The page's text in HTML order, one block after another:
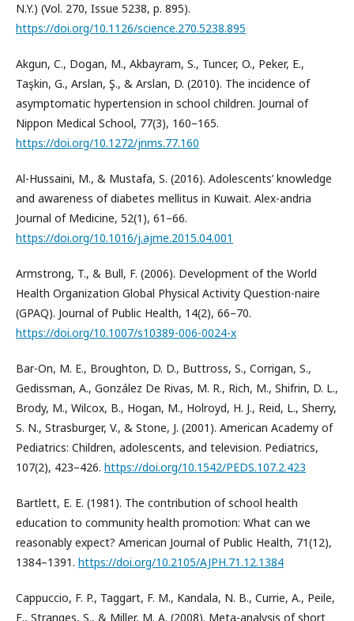
N.Y.) (Vol. 270, Issue 5238, p. 895).
https://doi.org/10.1126/science.270.5238.895
Akgun, C., Dogan, M., Akbayram, S., Tuncer, O., Peker, E.,
Taşkin, G., Arslan, Ş., & Arslan, D. (2010). The incidence of
asymptomatic hypertension in school children. Journal of
Nippon Medical School, 77(3), 160–165.
https://doi.org/10.1272/jnms.77.160
Al-Hussaini, M., & Mustafa, S. (2016). Adolescents’ knowledge
and awareness of diabetes mellitus in Kuwait. Alex-andria
Journal of Medicine, 52(1), 61–66.
https://doi.org/10.1016/j.ajme.2015.04.001
Armstrong, T., & Bull, F. (2006). Development of the World
Health Organization Global Physical Activity Question-naire
(GPAQ). Journal of Public Health, 14(2), 66–70.
https://doi.org/10.1007/s10389-006-0024-x
Bar-On, M. E., Broughton, D. D., Buttross, S., Corrigan, S.,
Gedissman, A., González De Rivas, M. R., Rich, M., Shifrin, D. L.,
Brody, M., Wilcox, B., Hogan, M., Holroyd, H. J., Reid, L., Sherry,
S. N., Strasburger, V., & Stone, J. (2001). American Academy of
Pediatrics: Children, adolescents, and television. Pediatrics,
107(2), 423–426. https://doi.org/10.1542/PEDS.107.2.423
Bartlett, E. E. (1981). The contribution of school health
education to community health promotion: What can we
reasonably expect? American Journal of Public Health, 71(12),
1384–1391. https://doi.org/10.2105/AJPH.71.12.1384
Cappuccio, F. P., Taggart, F. M., Kandala, N. B., Currie, A., Peile,
E., Stranges, S., & Miller, M. A. (2008). Meta-analysis of short